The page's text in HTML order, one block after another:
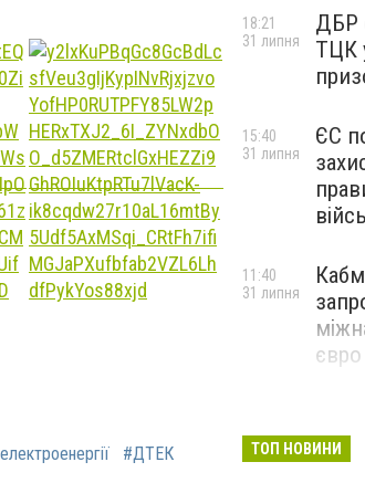
#ДТЕК
ДБР
ТЦК
18:21
31 липня
ЄС
15:40
31 липня
євро
11:40
31 липня
ТОП НОВИНИ